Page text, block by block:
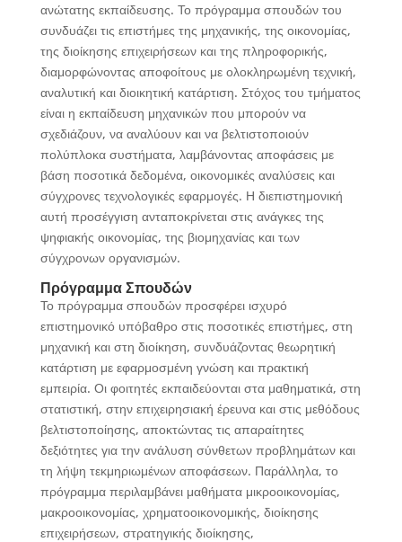
ανώτατης εκπαίδευσης. Το πρόγραμμα σπουδών του
συνδυάζει τις επιστήμες της μηχανικής, της οικονομίας,
της διοίκησης επιχειρήσεων και της πληροφορικής,
διαμορφώνοντας αποφοίτους με ολοκληρωμένη τεχνική,
αναλυτική και διοικητική κατάρτιση. Στόχος του τμήματος
είναι η εκπαίδευση μηχανικών που μπορούν να
σχεδιάζουν, να αναλύουν και να βελτιστοποιούν
πολύπλοκα συστήματα, λαμβάνοντας αποφάσεις με
βάση ποσοτικά δεδομένα, οικονομικές αναλύσεις και
σύγχρονες τεχνολογικές εφαρμογές. Η διεπιστημονική
αυτή προσέγγιση ανταποκρίνεται στις ανάγκες της
ψηφιακής οικονομίας, της βιομηχανίας και των
σύγχρονων οργανισμών.
Πρόγραμμα Σπουδών
Το πρόγραμμα σπουδών προσφέρει ισχυρό
επιστημονικό υπόβαθρο στις ποσοτικές επιστήμες, στη
μηχανική και στη διοίκηση, συνδυάζοντας θεωρητική
κατάρτιση με εφαρμοσμένη γνώση και πρακτική
εμπειρία. Οι φοιτητές εκπαιδεύονται στα μαθηματικά, στη
στατιστική, στην επιχειρησιακή έρευνα και στις μεθόδους
βελτιστοποίησης, αποκτώντας τις απαραίτητες
δεξιότητες για την ανάλυση σύνθετων προβλημάτων και
τη λήψη τεκμηριωμένων αποφάσεων. Παράλληλα, το
πρόγραμμα περιλαμβάνει μαθήματα μικροοικονομίας,
μακροοικονομίας, χρηματοοικονομικής, διοίκησης
επιχειρήσεων, στρατηγικής διοίκησης,